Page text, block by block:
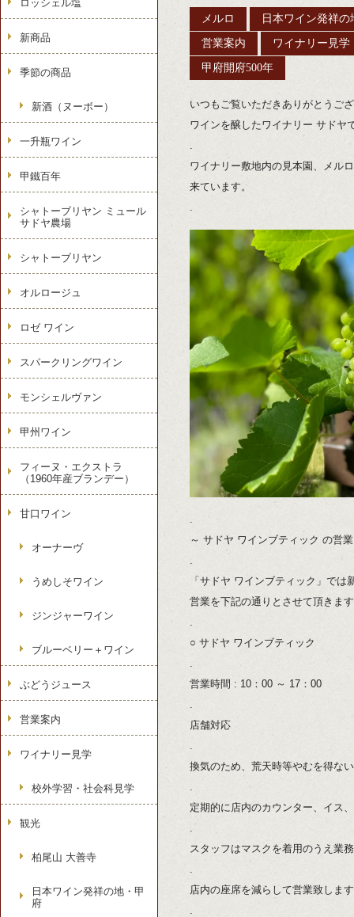
メルロ 日本ワイン発祥の
営業案内 ワイナリー見学
甲府開府500年
いつもご覧いただきありがとうご
ワインを醸したワイナリー サドヤ
.
ワイナリー敷地内の見本園、メル
来ています。
.
.
～ サドヤ ワインブティック の営
.
「サドヤ ワインブティック」で
営業を下記の通りとさせて頂きま
.
○ サドヤ ワインブティック
.
営業時間 : 10：00 ～ 17：00
.
店舗対応
.
換気のため、荒天時等やむを得な
.
定期的に店内のカウンター、イス
.
スタッフはマスクを着用のうえ業
.
店内の座席を減らして営業致しま
.
ロッシェル塩
新商品
季節の商品
新酒（ヌーボー）
一升瓶ワイン
甲鐵百年
シャトーブリヤン ミュール
サドヤ農場
シャトーブリヤン
オルロージュ
ロゼ ワイン
スパークリングワイン
モンシェルヴァン
甲州ワイン
フィーヌ・エクストラ
（1960年産ブランデー）
甘口ワイン
オーナーヴ
うめしそワイン
ジンジャーワイン
ブルーベリー＋ワイン
ぶどうジュース
営業案内
ワイナリー見学
校外学習・社会科見学
観光
柏尾山 大善寺
日本ワイン発祥の地・甲
府